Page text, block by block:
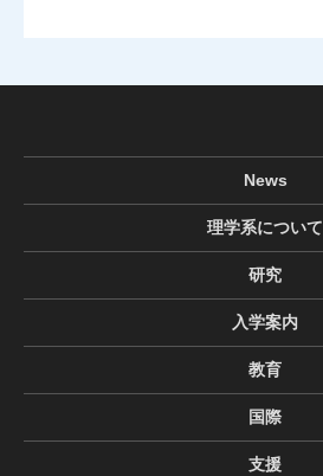
News
理学系について
研究
入学案内
教育
国際
支援